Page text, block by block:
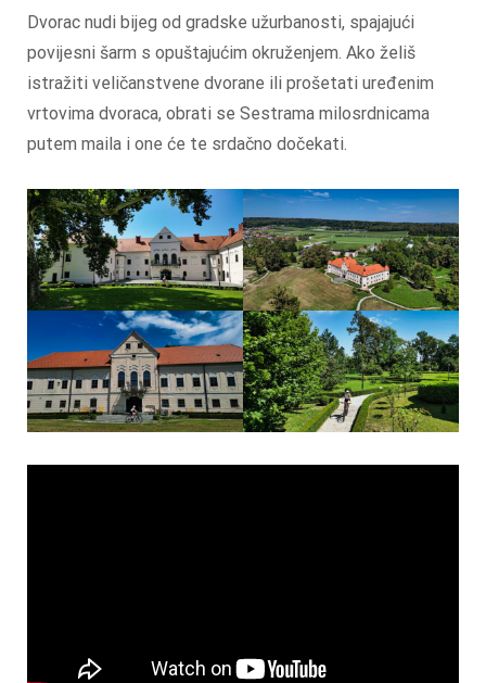
Dvorac nudi bijeg od gradske užurbanosti, spajajući
povijesni šarm s opuštajućim okruženjem. Ako želiš
istražiti veličanstvene dvorane ili prošetati uređenim
vrtovima dvoraca, obrati se Sestrama milosrdnicama
putem maila i one će te srdačno dočekati.